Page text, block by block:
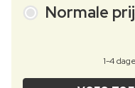
Normale
1-4